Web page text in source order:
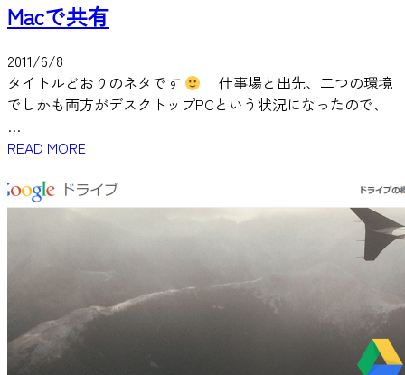
Macで共有
2011/6/8
タイトルどおりのネタです
仕事場と出先、二つの環境
でしかも両方がデスクトップPCという状況になったので、
…
READ MORE